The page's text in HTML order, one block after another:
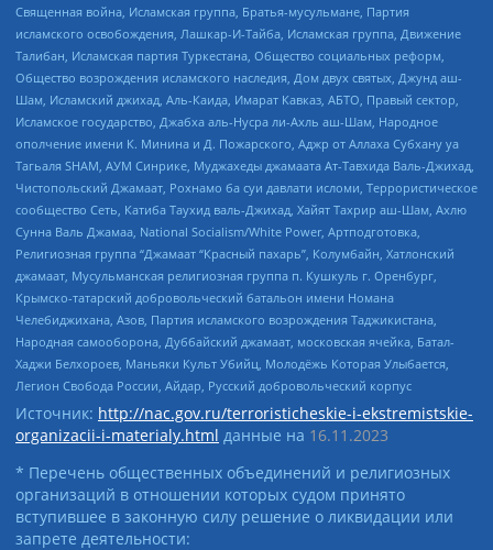
Священная война, Исламская группа, Братья-мусульмане, Партия
исламского освобождения, Лашкар-И-Тайба, Исламская группа, Движение
Талибан, Исламская партия Туркестана, Общество социальных реформ,
Общество возрождения исламского наследия, Дом двух святых, Джунд аш-
Шам, Исламский джихад, Аль-Каида, Имарат Кавказ, АБТО, Правый сектор,
Исламское государство, Джабха аль-Нусра ли-Ахль аш-Шам, Народное
ополчение имени К. Минина и Д. Пожарского, Аджр от Аллаха Субхану уа
Тагьаля SHAM, АУМ Синрике, Муджахеды джамаата Ат-Тавхида Валь-Джихад,
Чистопольский Джамаат, Рохнамо ба суи давлати исломи, Террористическое
сообщество Сеть, Катиба Таухид валь-Джихад, Хайят Тахрир аш-Шам, Ахлю
Сунна Валь Джамаа, National Socialism/White Power, Артподготовка,
Религиозная группа “Джамаат “Красный пахарь”, Колумбайн, Хатлонский
джамаат, Мусульманская религиозная группа п. Кушкуль г. Оренбург,
Крымско-татарский добровольческий батальон имени Номана
Челебиджихана, Азов, Партия исламского возрождения Таджикистана,
Народная самооборона, Дуббайский джамаат, московская ячейка, Батал-
Хаджи Белхороев, Маньяки Культ Убийц, Молодёжь Которая Улыбается,
Легион Свобода России, Айдар, Русский добровольческий корпус
Источник: http://nac.gov.ru/terroristicheskie-i-ekstremistskie-
organizacii-i-materialy.html данные на 16.11.2023
* Перечень общественных объединений и религиозных
организаций в отношении которых судом принято
вступившее в законную силу решение о ликвидации или
запрете деятельности: